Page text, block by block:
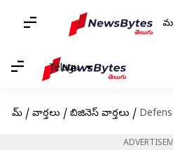
Telugu
హోమ్ / వార్తలు / బిజినెస్ వార్తలు / Defense stock: